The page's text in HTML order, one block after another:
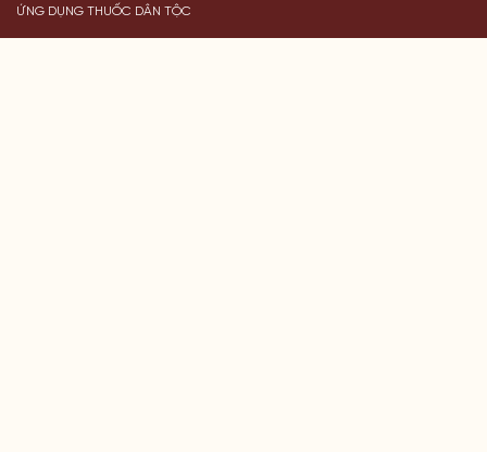
ỨNG DỤNG THUỐC DÂN TỘC